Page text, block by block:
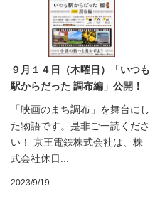
９月１４日（木曜日）「いつも
駅からだった 調布編」公開！
「映画のまち調布」を舞台にし
た物語です。是非ご一読くださ
い！ 京王電鉄株式会社は、株
式会社休日...
2023/9/19